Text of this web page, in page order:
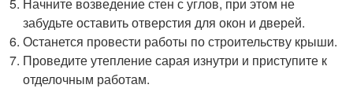
забудьте оставить отверстия для окон и дверей.
Останется провести работы по строительству крыши.
Проведите утепление сарая изнутри и приступите к
отделочным работам.